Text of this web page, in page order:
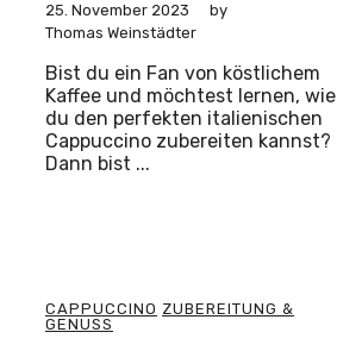
25. November 2023
by
Thomas Weinstädter
Bist du ein Fan von köstlichem
Kaffee und möchtest lernen, wie
du den perfekten italienischen
Cappuccino zubereiten kannst?
Dann bist ...
CAPPUCCINO ZUBEREITUNG &
GENUSS